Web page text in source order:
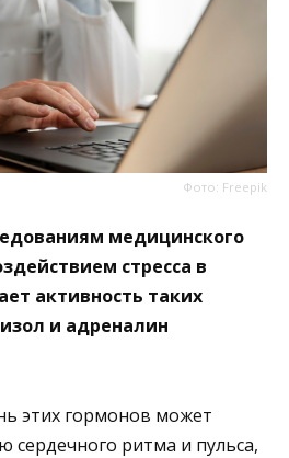
Фото: Freepik
медицинского
стресса в
активность таких
и адреналин
этих гормонов может
сердечного ритма и пульса,